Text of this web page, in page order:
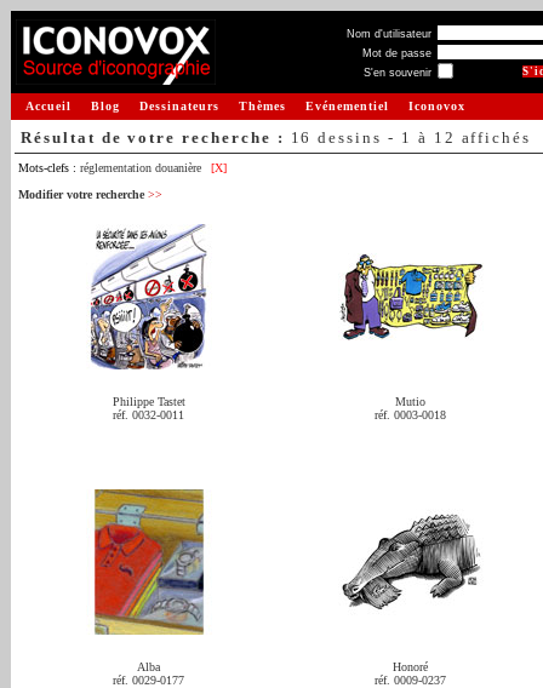
Nom d'utilisateur
Mot de passe
S'en souvenir
Accueil Blog Dessinateurs Thèmes Evénementiel Iconovox
Résultat de votre recherche : 16 dessins - 1 à 12 affichés
Mots-clefs : réglementation douanière
[X]
Modifier votre recherche >>
Philippe Tastet
réf. 0032-0011
Mutio
réf. 0003-0018
Alba
réf. 0029-0177
Honoré
réf. 0009-0237